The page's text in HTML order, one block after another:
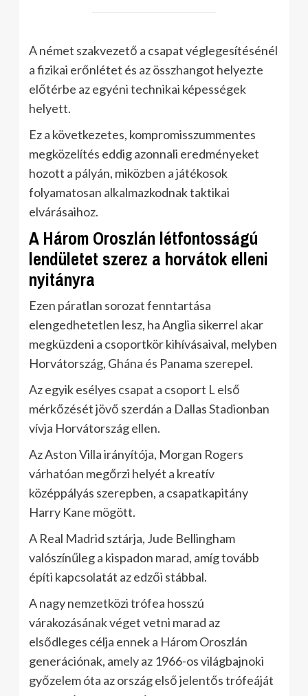
A német szakvezető a csapat véglegesítésénél
a fizikai erőnlétet és az összhangot helyezte
előtérbe az egyéni technikai képességek
helyett.
Ez a következetes, kompromisszummentes
megközelítés eddig azonnali eredményeket
hozott a pályán, miközben a játékosok
folyamatosan alkalmazkodnak taktikai
elvárásaihoz.
A Három Oroszlán létfontosságú
lendületet szerez a horvátok elleni
nyitányra
Ezen páratlan sorozat fenntartása
elengedhetetlen lesz, ha Anglia sikerrel akar
megküzdeni a csoportkör kihívásaival, melyben
Horvátország, Ghána és Panama szerepel.
Az egyik esélyes csapat a csoport L első
mérkőzését jövő szerdán a Dallas Stadionban
vívja Horvátország ellen.
Az Aston Villa irányítója, Morgan Rogers
várhatóan megőrzi helyét a kreatív
középpályás szerepben, a csapatkapitány
Harry Kane mögött.
A Real Madrid sztárja, Jude Bellingham
valószínűleg a kispadon marad, amíg tovább
építi kapcsolatát az edzői stábbal.
A nagy nemzetközi trófea hosszú
várakozásának véget vetni marad az
elsődleges célja ennek a Három Oroszlán
generációnak, amely az 1966-os világbajnoki
győzelem óta az ország első jelentős trófeáját